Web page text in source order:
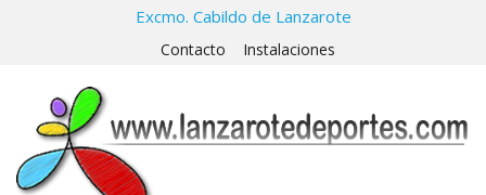
Excmo. Cabildo de Lanzarote
Contacto Instalaciones